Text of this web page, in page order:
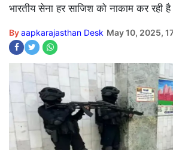
भारतीय सेना हर साजिश को नाकाम कर रही
Byaapkarajasthan Desk May 10, 2025,